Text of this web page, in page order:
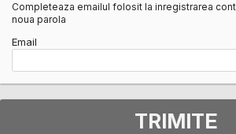
Completeaza emailul folosit la inregistrarea
noua parola
Email
TRIMITE